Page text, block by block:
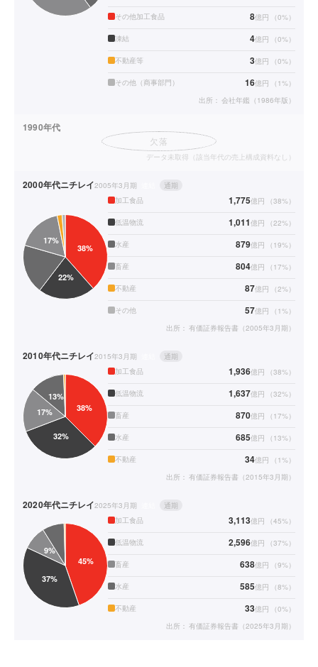
その他加工食品 8億円 （0%）
凍結 4億円 （0%）
不動産等 3億円 （0%）
その他（商事部門） 16億円 （ 1%）
出所： 会社年鑑（1986年版）
1990年代
欠落
データ未取得（該当年代の売上構成資料なし）
2000年代ニチレイ2005年3月期
通期
加工食品
1,775億円 （38%）
低温物流 1,011億円 （22%）
水産 879億円 （ 19%）
畜産 804億円 （ 17%）
不動産 87億円 （2%）
その他 57億円 （ 1%）
出所： 有価証券報告書（2005年3月期）
2010年代ニチレイ2015年3月期
通期
加工食品
1,936億円 （38%）
低温物流 1,637億円 （32%）
畜産 870億円 （ 17%）
水産 685億円 （ 13%）
不動産 34億円 （ 1%）
出所： 有価証券報告書（2015年3月期）
2020年代ニチレイ2025年3月期
通期
加工食品
3,113億円 （45%）
低温物流 2,596億円 （37%）
畜産 638億円 （9%）
水産 585億円 （8%）
不動産 33億円 （0%）
出所： 有価証券報告書（2025年3月期）